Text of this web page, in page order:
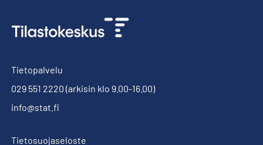
Tietopalvelu
029 551 2220 (arkisin klo 9.00-16.00)
info@stat.fi
Tietosuojaseloste